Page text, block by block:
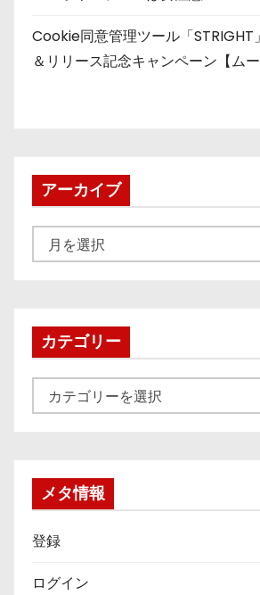
Cookie同意管理ツール「STRIGHT
＆リリース記念キャンペーン【ム
アーカイブ
ー
ブカテゴリー
テ
メタ情報
登録
ログイン